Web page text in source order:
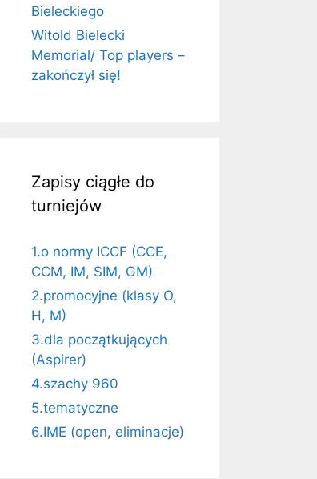
Bieleckiego
Witold Bielecki
Memorial/ Top players –
zakończył się!
Zapisy ciągłe do
turniejów
1.o normy ICCF (CCE,
CCM, IM, SIM, GM)
2.promocyjne (klasy O,
H, M)
3.dla początkujących
(Aspirer)
4.szachy 960
5.tematyczne
6.IME (open, eliminacje)